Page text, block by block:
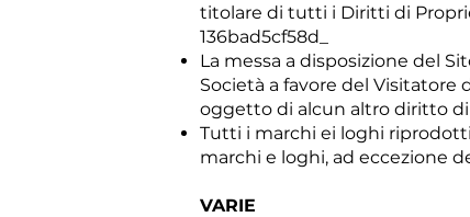
titolare di tutti i Diritti di
136bad5cf58d_
La messa a disposizione del
Società a favore del
oggetto di alcun altro diritto di
Tutti i marchi ei loghi
marchi e loghi, ad eccezione
VARIE